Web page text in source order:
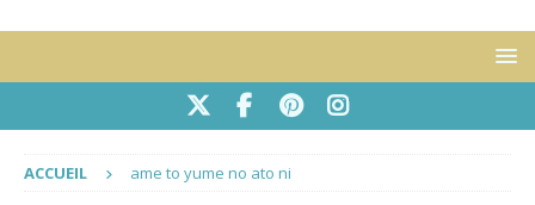
ACCUEIL ame to yume no ato ni